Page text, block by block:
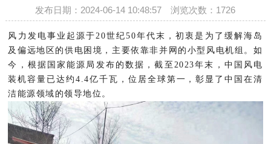
发布日期：2024-06-14 10:48:57 浏览次数： 1726
风力发电事业起源于20世纪50年代末，初衷是为了缓解海岛
及偏远地区的供电困境，主要依靠非并网的小型风电机组。如
今，根据国家能源局发布的数据，截至2023年末，中国风电
装机容量已达约4.4亿千瓦，位居全球第一，彰显了中国在清
洁能源领域的领导地位。